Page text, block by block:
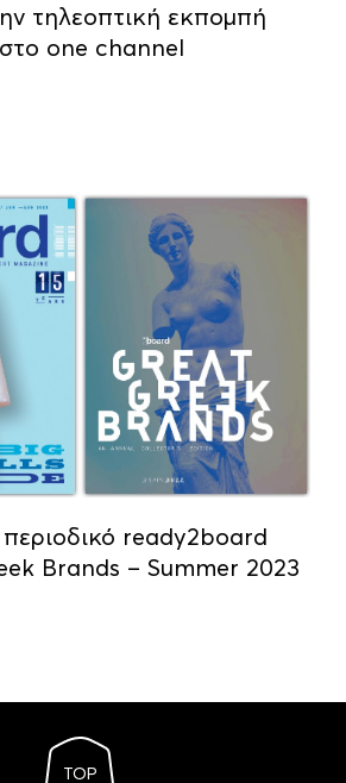
τηλεοπτική εκπομπή
one channel
ready2board
Brands – Summer 2023
TOP